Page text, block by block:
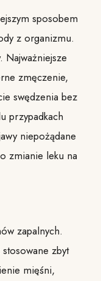
sposobem
z organizmu.
Najważniejsze
zmęczenie,
swędzenia bez
przypadkach
niepożądane
zmianie leku na
zapalnych.
zbyt
mięśni,